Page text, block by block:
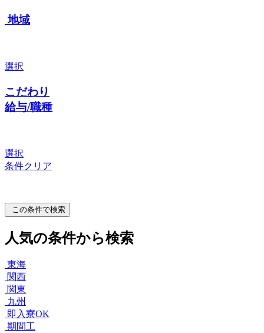
地域
選択
こだわり
給与/職種
選択
条件クリア
この条件で検索
人気の条件から検索
東海
関西
関東
九州
即入寮OK
期間工